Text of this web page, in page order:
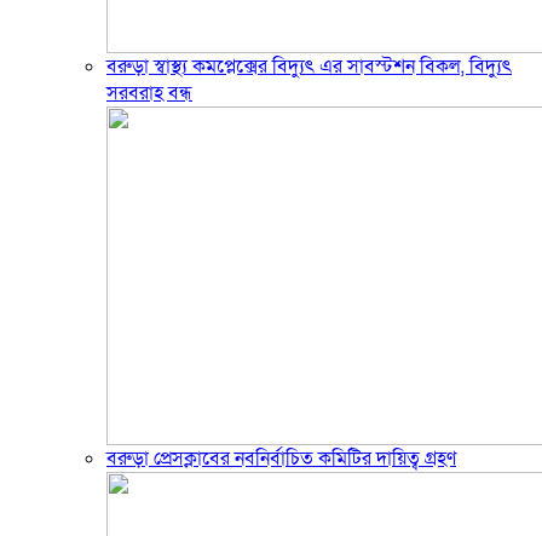
বরুড়া স্বাস্থ্য কমপ্লেক্সের বিদ্যুৎ এর সাবস্টশন বিকল, বিদ্যুৎ
সরবরাহ বন্ধ
বরুড়া প্রেসক্লাবের নবনির্বাচিত কমিটির দায়িত্ব গ্রহণ